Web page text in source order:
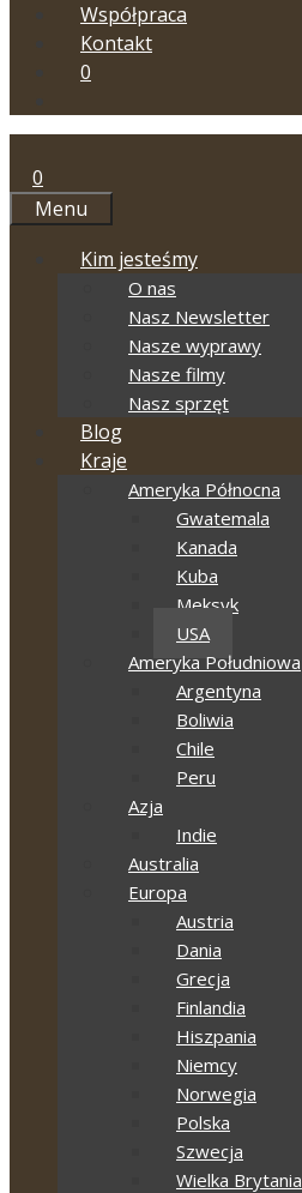
Współpraca
Kontakt
0
0
Menu
Kim jesteśmy
O nas
Nasz Newsletter
Nasze wyprawy
Nasze filmy
Nasz sprzęt
Blog
Kraje
Ameryka Północna
Gwatemala
Kanada
Kuba
Meksyk
USA
Ameryka Południowa
Argentyna
Boliwia
Chile
Peru
Azja
Indie
Australia
Europa
Austria
Dania
Grecja
Finlandia
Hiszpania
Niemcy
Norwegia
Polska
Szwecja
Wielka Brytania